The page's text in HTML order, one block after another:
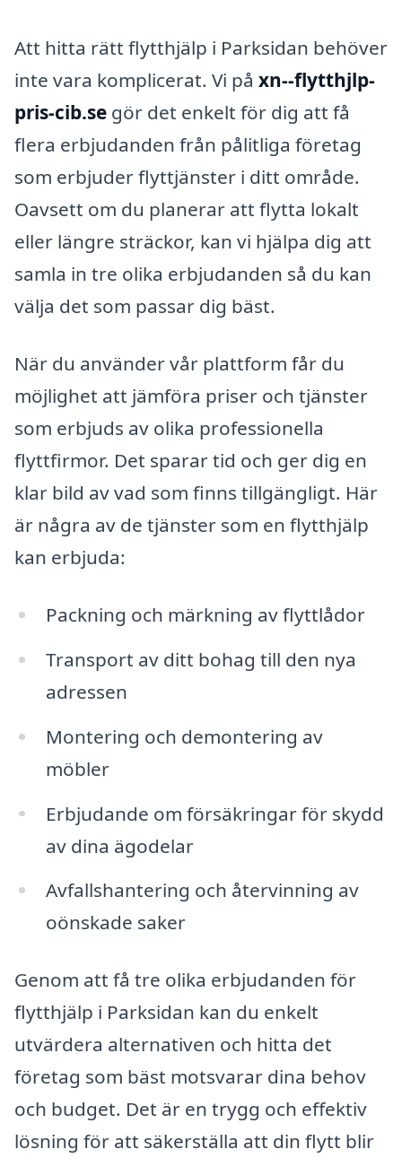
Att hitta rätt flytthjälp i Parksidan behöver
inte vara komplicerat. Vi på xn--flytthjlp-
pris-cib.se gör det enkelt för dig att få
flera erbjudanden från pålitliga företag
som erbjuder flyttjänster i ditt område.
Oavsett om du planerar att flytta lokalt
eller längre sträckor, kan vi hjälpa dig att
samla in tre olika erbjudanden så du kan
välja det som passar dig bäst.
När du använder vår plattform får du
möjlighet att jämföra priser och tjänster
som erbjuds av olika professionella
flyttfirmor. Det sparar tid och ger dig en
klar bild av vad som finns tillgängligt. Här
är några av de tjänster som en flytthjälp
kan erbjuda:
Packning och märkning av flyttlådor
Transport av ditt bohag till den nya
adressen
Montering och demontering av
möbler
Erbjudande om försäkringar för skydd
av dina ägodelar
Avfallshantering och återvinning av
oönskade saker
Genom att få tre olika erbjudanden för
flytthjälp i Parksidan kan du enkelt
utvärdera alternativen och hitta det
företag som bäst motsvarar dina behov
och budget. Det är en trygg och effektiv
lösning för att säkerställa att din flytt blir